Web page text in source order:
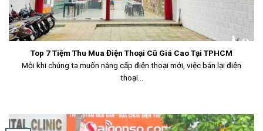
Top 7 Tiệm Thu Mua Điện Thoại Cũ Giá Cao Tại TPHCM
Mỗi khi chúng ta muốn nâng cấp điện thoại mới, việc bán lại điện
thoại...